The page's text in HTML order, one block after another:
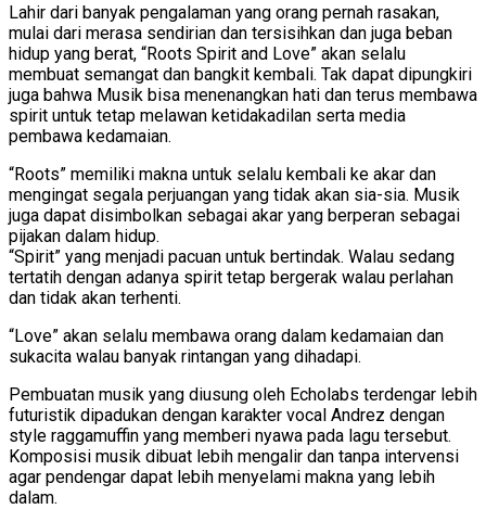
Lahir dari banyak pengalaman yang orang pernah rasakan,
mulai dari merasa sendirian dan tersisihkan dan juga beban
hidup yang berat, “Roots Spirit and Love” akan selalu
membuat semangat dan bangkit kembali. Tak dapat dipungkiri
juga bahwa Musik bisa menenangkan hati dan terus membawa
spirit untuk tetap melawan ketidakadilan serta media
pembawa kedamaian.
“Roots” memiliki makna untuk selalu kembali ke akar dan
mengingat segala perjuangan yang tidak akan sia-sia. Musik
juga dapat disimbolkan sebagai akar yang berperan sebagai
pijakan dalam hidup.
“Spirit” yang menjadi pacuan untuk bertindak. Walau sedang
tertatih dengan adanya spirit tetap bergerak walau perlahan
dan tidak akan terhenti.
“Love” akan selalu membawa orang dalam kedamaian dan
sukacita walau banyak rintangan yang dihadapi.
Pembuatan musik yang diusung oleh Echolabs terdengar lebih
futuristik dipadukan dengan karakter vocal Andrez dengan
style raggamuffin yang memberi nyawa pada lagu tersebut.
Komposisi musik dibuat lebih mengalir dan tanpa intervensi
agar pendengar dapat lebih menyelami makna yang lebih
dalam.